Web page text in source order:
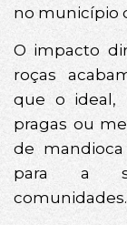
no município
O impacto
roças
que o ideal,
pragas ou
de mandioca
para a
comunidades.